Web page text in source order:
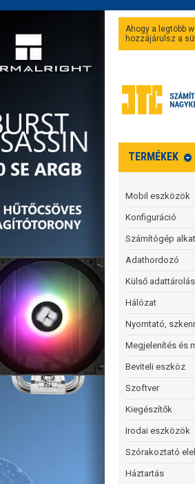
Ahogy a legtöbb
hozzájárulsz a
TERMÉKEK
Mobil eszközök
Konfiguráció
Számítógép
Adathordozó
Külső adattárolás
Hálózat
Nyomtató,
Megjelenítés és
Beviteli eszköz
Szoftver
Kiegészítők
Irodai eszközök
Szórakoztató
Háztartás